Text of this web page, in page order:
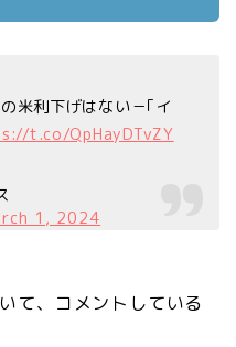
米利下げはない－｢イ
t.co/QpHayDTvZY
1, 2024
て、コメントしている